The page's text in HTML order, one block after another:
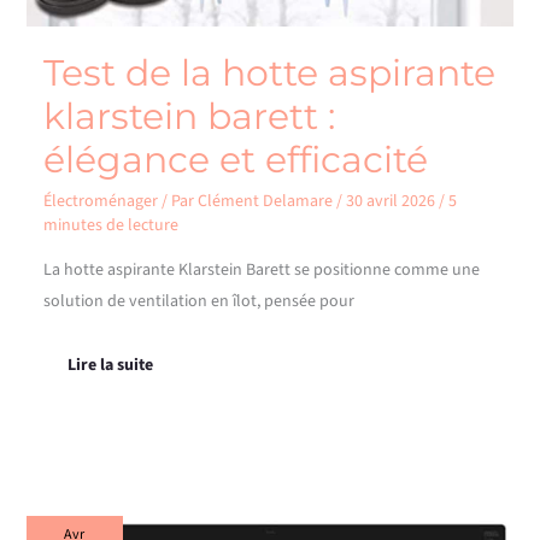
Test de la hotte aspirante
klarstein barett :
élégance et efficacité
Électroménager/ ParClément Delamare/30 avril 2026/5
minutes de lecture
La hotte aspirante Klarstein Barett se positionne comme une
solution de ventilation en îlot, pensée pour
Lire la suite
Avr
Test